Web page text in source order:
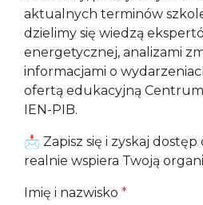
aktualnych terminów
dzielimy się wiedzą
energetycznej, analizami
informacjami o
ofertą edukacyjną
IEN-PIB.
📩 Zapisz się i zyskaj
realnie wspiera Twoją
Imię i nazwisko *